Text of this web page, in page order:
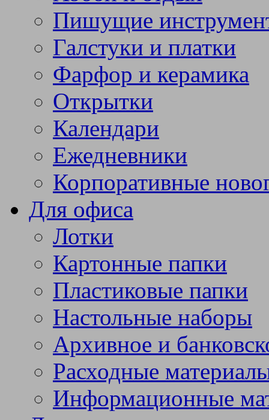
Пишущие
Галстуки и платки
Фарфор и керамика
Открытки
Календари
Ежедневники
Корпоративные
Для офиса
Лотки
Картонные папки
Пластиковые папки
Настольные наборы
Архивное и
Расходные
Информационные